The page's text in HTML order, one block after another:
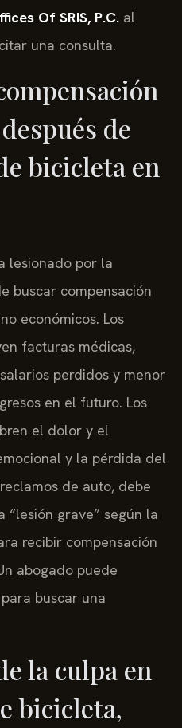
Of SRIS, P.C. al
una consulta.
de
bicicleta en
lesionado por la
buscar compensación
económicos. Los
facturas médicas,
perdidos y menor
en el futuro. Los
el dolor y el
y la pérdida del
de auto, debe
grave” según la
recibir compensación
abogado puede
buscar una
la culpa en
bicicleta,